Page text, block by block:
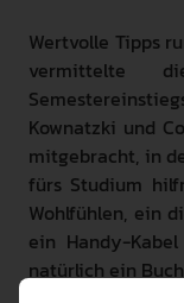
Wertvolle Tipps
vermittelte
Kownatzki und
mitgebracht, in
fürs Studium
Wohlfühlen, ein
ein Handy-
natürlich ein